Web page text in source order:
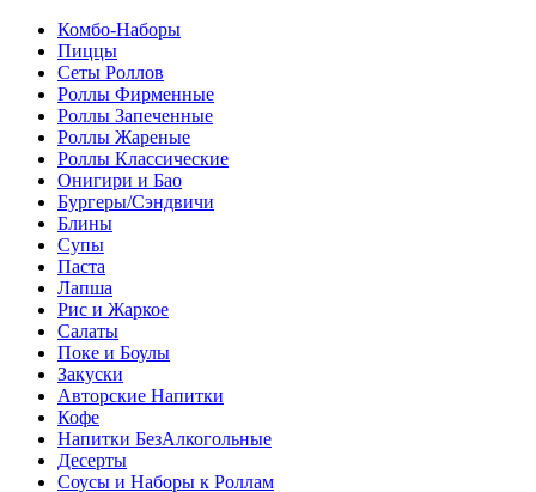
Комбо-Наборы
Пиццы
Сеты Роллов
Роллы Фирменные
Роллы Запеченные
Роллы Жареные
Роллы Классические
Онигири и Бао
Бургеры/Сэндвичи
Блины
Супы
Паста
Лапша
Рис и Жаркое
Салаты
Поке и Боулы
Закуски
Авторские Напитки
Кофе
Напитки БезАлкогольные
Десерты
Соусы и Наборы к Роллам